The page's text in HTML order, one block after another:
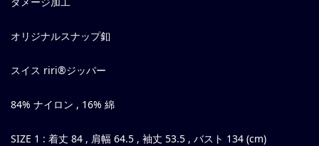
オリジナルスナップ釦
スイス riri®ジッパー
84% ナイロン , 16% 綿
SIZE 1 : 着丈 84 , 肩幅 64.5 , 袖丈 53.5 , バスト 134 (cm)